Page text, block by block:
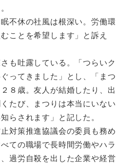
不休の社風は根深い。労働環
ことを希望します」と訴え
も吐露している。「つらいク
ってきました」とし、「まつ
８歳。友人が結婚したり、出
たび、まつりは本当にいない
らされます」と記した。
対策推進協議会の委員も務め
ての職場で長時間労働やハラ
過労自殺を出した企業や経営